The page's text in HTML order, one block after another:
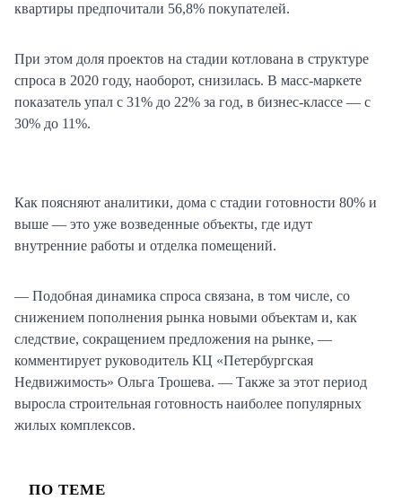
квартиры предпочитали 56,8% покупателей.
При этом доля проектов на стадии котлована в структуре
спроса в 2020 году, наоборот, снизилась. В масс-маркете
показатель упал с 31% до 22% за год, в бизнес-классе — с
30% до 11%.
Как поясняют аналитики, дома с стадии готовности 80% и
выше — это уже возведенные объекты, где идут
внутренние работы и отделка помещений.
— Подобная динамика спроса связана, в том числе, со
снижением пополнения рынка новыми объектам и, как
следствие, сокращением предложения на рынке, —
комментирует руководитель КЦ «Петербургская
Недвижимость» Ольга Трошева. — Также за этот период
выросла строительная готовность наиболее популярных
жилых комплексов.
ПО ТЕМЕ